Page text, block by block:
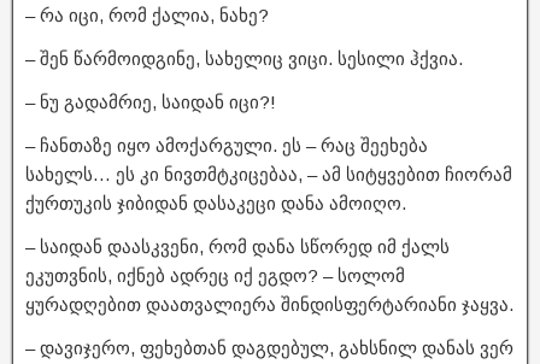
– რა იცი, რომ ქალია, ნახე?
– შენ წარმოიდგინე, სახელიც ვიცი. სესილი ჰქვია.
– ნუ გადამრიე, საიდან იცი?!
– ჩანთაზე იყო ამოქარგული. ეს – რაც შეეხება
სახელს… ეს კი ნივთმტკიცებაა, – ამ სიტყვებით ჩიორამ
ქურთუკის ჯიბიდან დასაკეცი დანა ამოიღო.
– საიდან დაასკვენი, რომ დანა სწორედ იმ ქალს
ეკუთვნის, იქნებ ადრეც იქ ეგდო? – სოლომ
ყურადღებით დაათვალიერა შინდისფერტარიანი ჯაყვა.
– დავიჯერო, ფეხებთან დაგდებულ, გახსნილ დანას ვერ